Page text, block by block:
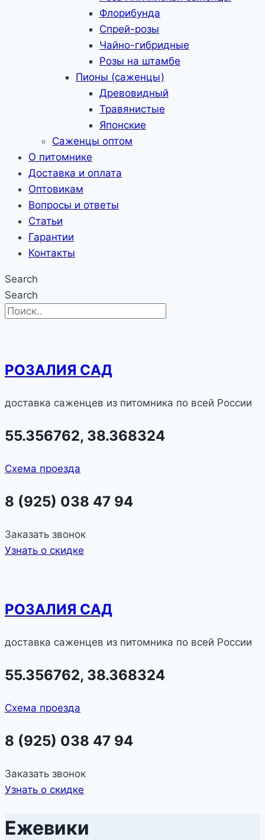
Флорибунда
Спрей-розы
Чайно-гибридные
Розы на штамбе
Пионы (саженцы)
Древовидный
Травянистые
Японские
Саженцы оптом
О питомнике
Доставка и оплата
Оптовикам
Вопросы и ответы
Статьи
Гарантии
Контакты
Search
Search
РОЗАЛИЯ САД
доставка саженцев из питомника по всей России
55.356762, 38.368324
Схема проезда
8 (925) 038 47 94
Заказать звонок
Узнать о скидке
РОЗАЛИЯ САД
доставка саженцев из питомника по всей России
55.356762, 38.368324
Схема проезда
8 (925) 038 47 94
Заказать звонок
Узнать о скидке
Ежевики